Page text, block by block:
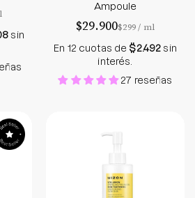
sin
Ampoule
$29.900$299/ por
ml
En 12 cuotas de $2.492sin
interés.
27 reseñas
Centella Ampoule Foam